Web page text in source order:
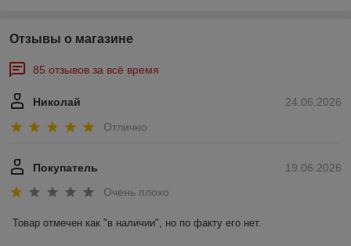
Отзывы о магазине
85 отзывов за всё время
24.06.2026
Николай
Отлично
19.06.2026
Покупатель
Очень плохо
Товар отмечен как "в наличии", но по факту его нет.